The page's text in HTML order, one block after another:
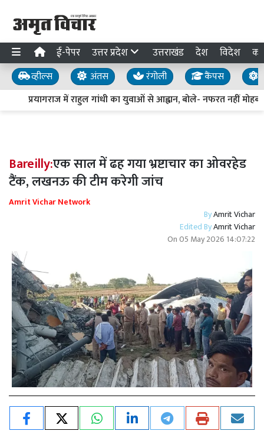
ई-पेपर उत्तर प्रदेश उत्तराखंड देश विदेश
व्हील्स अंतस रंगोली कैंपस
प्रयागराज में राहुल गांधी का युवाओं से आह्वान, बोले- नफरत नहीं
Bareilly:एक साल में ढह गया भ्रष्टाचार का ओवरहेड
टैंक, लखनऊ की टीम करेगी जांच
Amrit Vichar Network
ByAmrit Vichar
Edited ByAmrit Vichar
On05 May 2026 14:07:22